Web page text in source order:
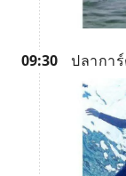
09:30 ปลากา